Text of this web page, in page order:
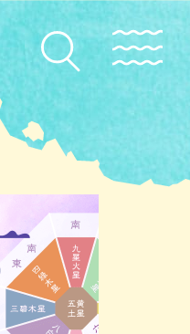
先島諸島